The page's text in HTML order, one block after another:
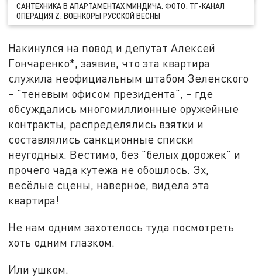
САНТЕХНИКА В АПАРТАМЕНТАХ МИНДИЧА. ФОТО: ТГ-КАНАЛ
ОПЕРАЦИЯ Z: ВОЕНКОРЫ РУССКОЙ ВЕСНЫ
Накинулся на повод и депутат Алексей
Гончаренко*, заявив, что эта квартира
служила неофициальным штабом Зеленского
– "теневым офисом президента", – где
обсуждались многомиллионные оружейные
контракты, распределялись взятки и
составлялись санкционные списки
неугодных. Вестимо, без "белых дорожек" и
прочего чада кутежа не обошлось. Эх,
весёлые сцены, наверное, видела эта
квартира!
Не нам одним захотелось туда посмотреть
хоть одним глазком.
Или ушком.